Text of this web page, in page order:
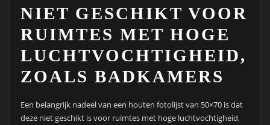
NIET GESCHIKT VOOR
RUIMTES MET HOGE
LUCHTVOCHTIGHEID,
ZOALS BADKAMERS
Een belangrijk nadeel van een houten fotolijst van 50×70 is dat
deze niet geschikt is voor ruimtes met hoge luchtvochtigheid,